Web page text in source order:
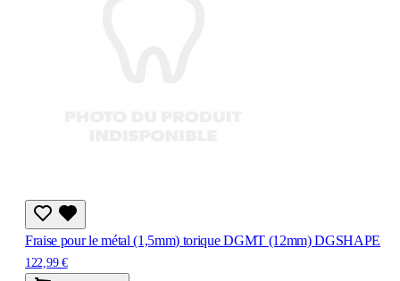
Fraise pour le métal (1,5mm) torique DGMT (12mm) DGSHAPE
122,99 €